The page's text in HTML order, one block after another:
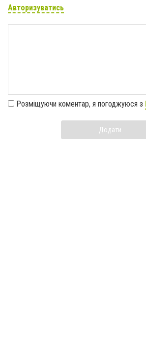
Авторизуватись
Розміщуючи коментар, я погоджуюся з
Додати